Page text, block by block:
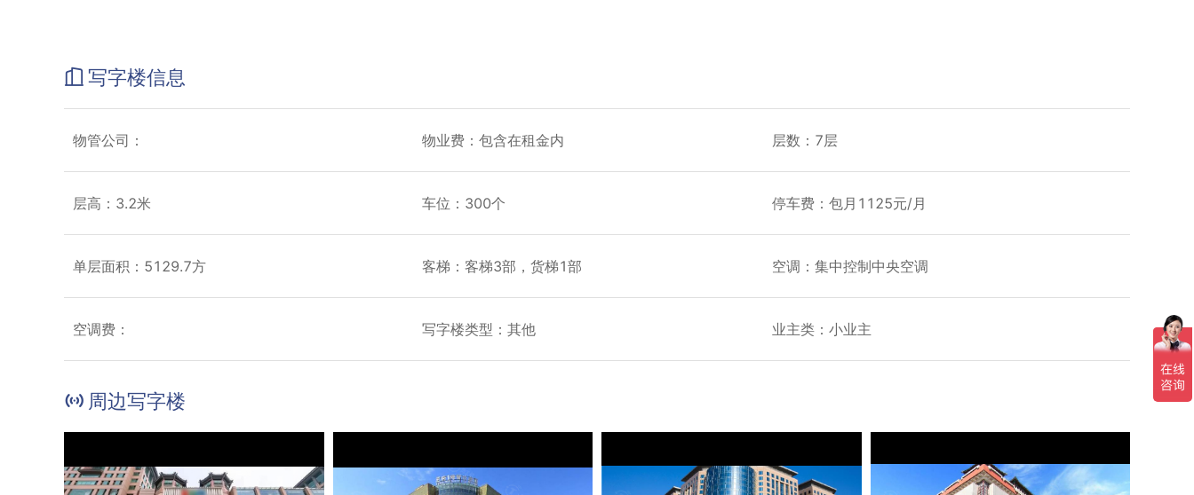
写字楼信息
物管公司： 物业费：包含在租金内 层数：7层
层高：3.2米 车位：300个 停车费：包月1125元/月
单层面积：5129.7方 客梯：客梯3部，货梯1部 空调：集中控制中央空调
空调费： 写字楼类型：其他 业主类：小业主
周边写字楼